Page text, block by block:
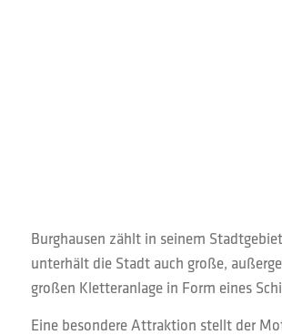
Burghausen zählt in seinem
unterhält die Stadt auch große,
großen Kletteranlage in Form eines
Eine besondere Attraktion stellt der